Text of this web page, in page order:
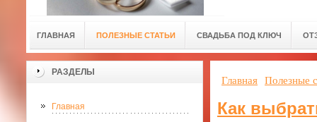
ГЛАВНАЯ ПОЛЕЗНЫЕ СТАТЬИ СВАДЬБА ПОД КЛЮЧ
РАЗДЕЛЫ
Главная
Главная Полезные
Как